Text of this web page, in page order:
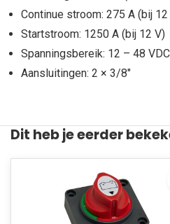
Continue stroom: 275 A (bij 12
Startstroom: 1250 A (bij 12 V)
Spanningsbereik: 12 – 48 VDC
Aansluitingen: 2 × 3/8"
Dit heb je eerder